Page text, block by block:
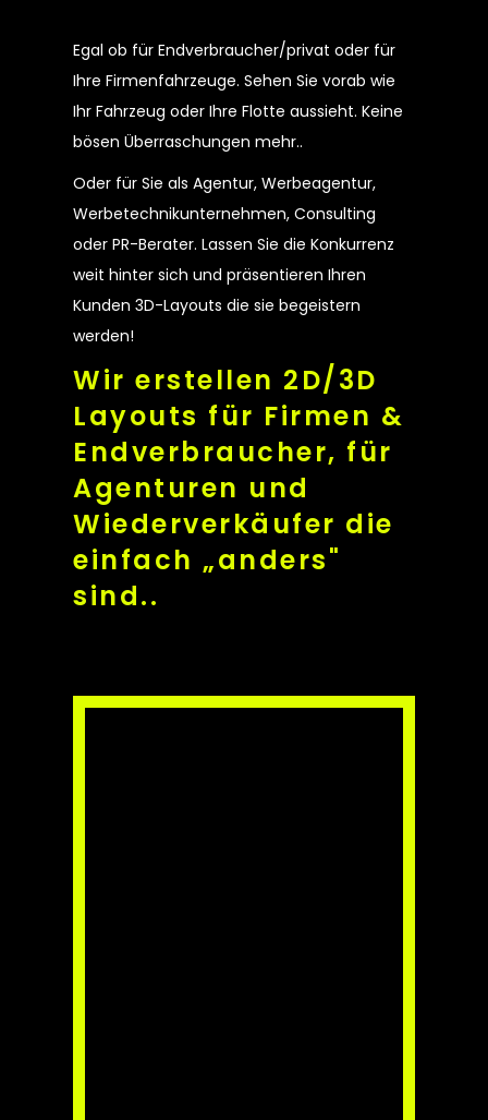
Egal ob für Endverbraucher/privat oder für
Ihre Firmenfahrzeuge. Sehen Sie vorab wie
Ihr Fahrzeug oder Ihre Flotte aussieht. Keine
bösen Überraschungen mehr..
Oder für Sie als Agentur, Werbeagentur,
Werbetechnikunternehmen, Consulting
oder PR-Berater. Lassen Sie die Konkurrenz
weit hinter sich und präsentieren Ihren
Kunden 3D-Layouts die sie begeistern
werden!
Wir erstellen 2D/3D
Layouts für Firmen &
Endverbraucher, für
Agenturen und
Wiederverkäufer die
einfach „anders"
sind..